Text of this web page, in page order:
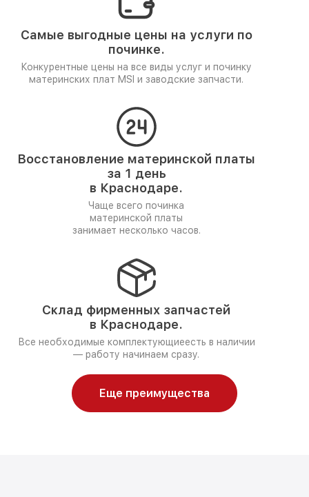
Самые выгодные цены на услуги по
починке.
Конкурентные цены на все виды услуг и починку
материнских плат MSI и заводские запчасти.
Восстановление материнской платы
за 1 день
в Краснодаре.
Чаще всего починка
материнской платы
занимает несколько часов.
Склад фирменных запчастей
в Краснодаре.
Все необходимые комплектующиеесть в наличии
— работу начинаем сразу.
Еще преимущества